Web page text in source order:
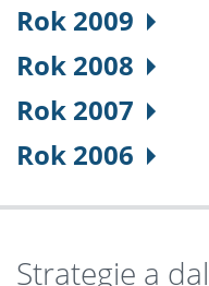
Rok 2009
Rok 2008
Rok 2007
Rok 2006
Strategie a